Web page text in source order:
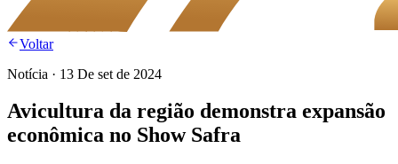
Voltar
Notícia · 13 De set de 2024
Avicultura da região demonstra expansão
econômica no Show Safra